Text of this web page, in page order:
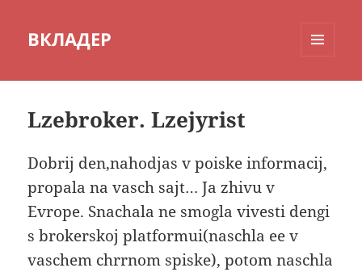
ВКЛАДЕР
Lzebroker. Lzejyrist
Dobrij den,nahodjas v poiske informacij,
propala na vasch sajt… Ja zhivu v
Evrope. Snachala ne smogla vivesti dengi
s brokerskoj platformui(naschla ee v
vaschem chrrnom spiske), potom naschla